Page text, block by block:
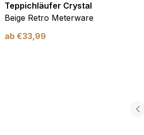
Teppichläufer Crystal
Beige Retro Meterware
ab €33,99